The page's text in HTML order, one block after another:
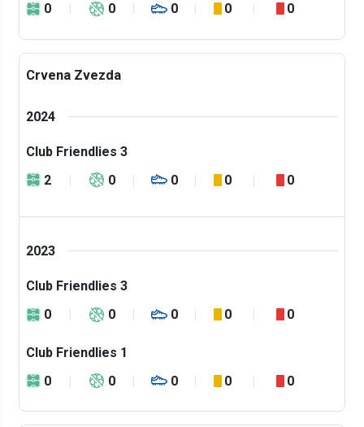
0
0 0 0 0
Crvena Zvezda
2024
Club Friendlies 3
2
0 0 0 0
2023
Club Friendlies 3
0
0 0 0 0
Club Friendlies 1
0
0 0 0 0